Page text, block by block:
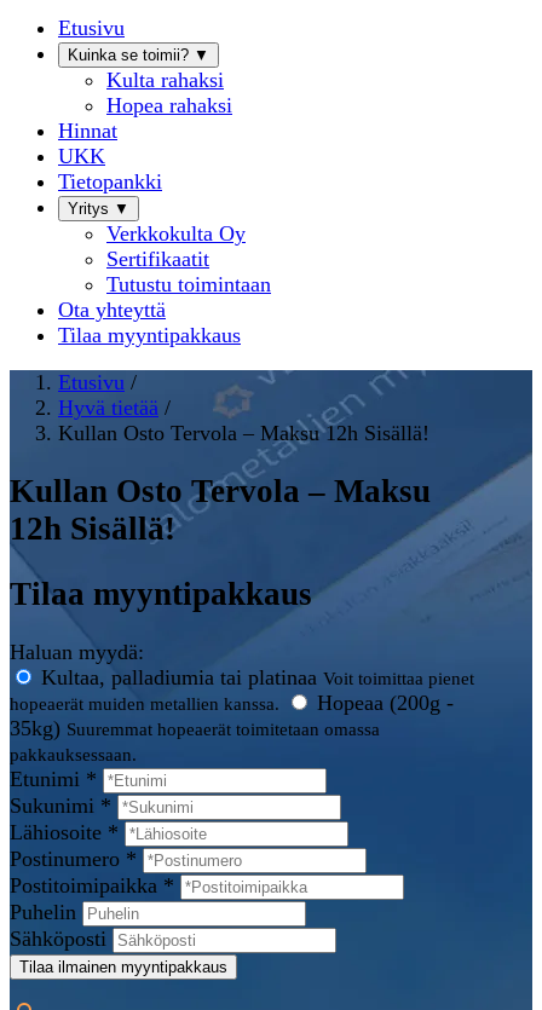
Etusivu
Kuinka se toimii? ▼
Kulta rahaksi
Hopea rahaksi
Hinnat
UKK
Tietopankki
Yritys ▼
Verkkokulta Oy
Sertifikaatit
Tutustu toimintaan
Ota yhteyttä
Tilaa myyntipakkaus
Etusivu /
Hyvä tietää /
Kullan Osto Tervola – Maksu 12h Sisällä!
Kullan Osto Tervola – Maksu
12h Sisällä!
Tilaa myyntipakkaus
Haluan myydä:
Kultaa, palladiumia tai platinaa Voit toimittaa pienet
hopeaerät muiden metallien kanssa.
Hopeaa (200g -
35kg) Suuremmat hopeaerät toimitetaan omassa
pakkauksessaan.
Etunimi *
Sukunimi *
Lähiosoite *
Postinumero *
Postitoimipaikka *
Puhelin
Sähköposti
Tilaa ilmainen myyntipakkaus